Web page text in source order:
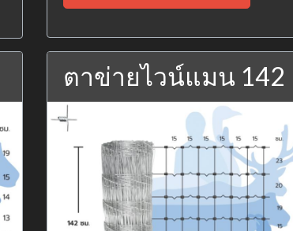
ตาข่ายไวน์แมน 142